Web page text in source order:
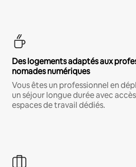
Des logements adaptés aux
nomades numériques
Vous êtes un professionnel en
un séjour longue durée avec
espaces de travail dédiés.